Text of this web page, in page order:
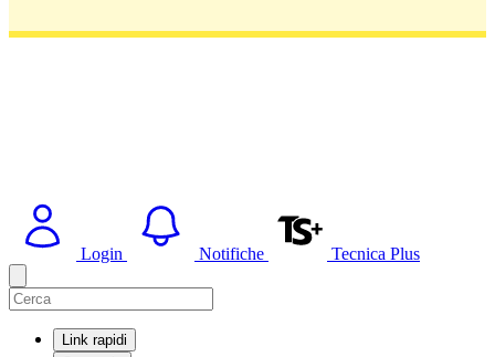
Login Notifiche Tecnica Plus
Link rapidi